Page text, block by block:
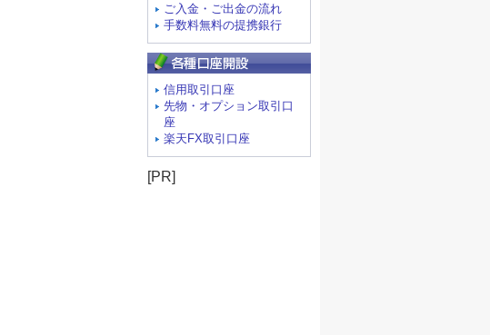
ご入金・ご出金の流れ
手数料無料の提携銀行
信用取引口座
先物・オプション取引口
座
楽天FX取引口座
[PR]